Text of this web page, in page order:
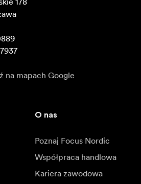
na mapach Google
O nas
Poznaj Focus Nordic
Współpraca handlowa
Kariera zawodowa